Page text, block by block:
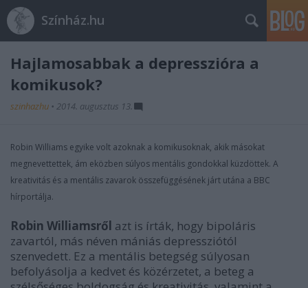
Színház.hu
Hajlamosabbak a depresszióra a
komikusok?
szinhazhu • 2014. augusztus 13.
Robin Williams egyike volt azoknak a komikusoknak, akik másokat
megnevettettek, ám eközben súlyos mentális gondokkal küzdöttek. A
kreativitás és a mentális zavarok összefüggésének járt utána a BBC
hírportálja.
Robin Williamsről azt is írták, hogy bipoláris
zavartól, más néven mániás depressziótól
szenvedett. Ez a mentális betegség súlyosan
befolyásolja a kedvet és közérzetet, a beteg a